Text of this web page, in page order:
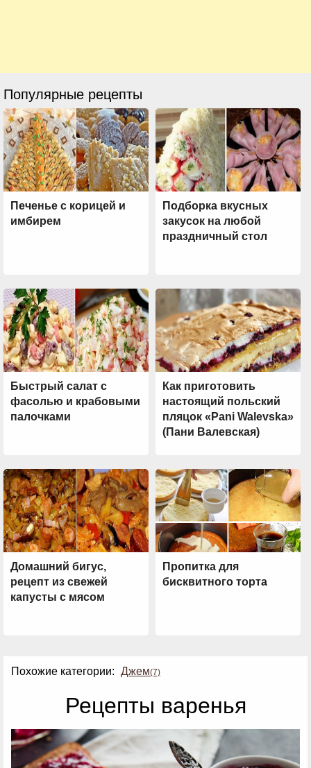
Популярные рецепты
Печенье с корицей и
имбирем
Подборка вкусных
закусок на любой
праздничный стол
Быстрый салат с
фасолью и крабовыми
палочками
Как приготовить
настоящий польский
пляцок «Pani Walevska»
(Пани Валевская)
Домашний бигус,
рецепт из свежей
капусты с мясом
Пропитка для
бисквитного торта
Похожие категории: Джем(7)
Рецепты варенья